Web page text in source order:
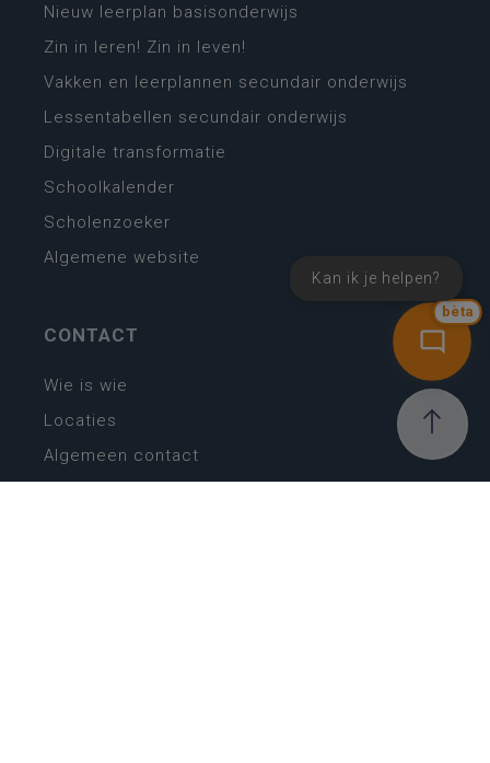
bèta
Kan ik je helpen?
Nieuw leerplan basisonderwijs
Zin in leren! Zin in leven!
Vakken en leerplannen secundair onderwijs
Lessentabellen secundair onderwijs
Digitale transformatie
Schoolkalender
Scholenzoeker
Algemene website
CONTACT
Wie is wie
Locaties
Algemeen contact